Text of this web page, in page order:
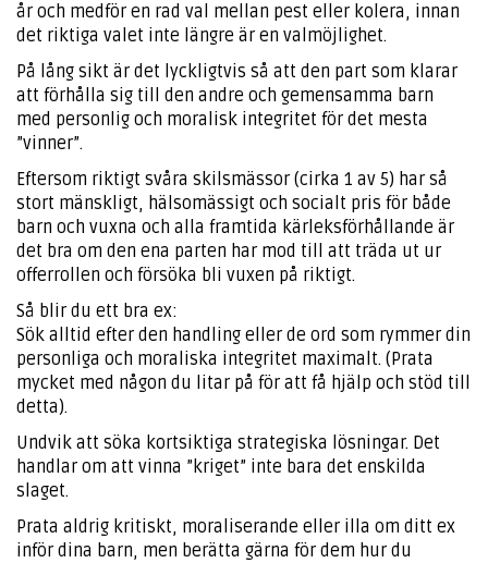
år och medför en rad val mellan pest eller kolera, innan
det riktiga valet inte längre är en valmöjlighet.
På lång sikt är det lyckligtvis så att den part som klarar
att förhålla sig till den andre och gemensamma barn
med personlig och moralisk integritet för det mesta
”vinner”.
Eftersom riktigt svåra skilsmässor (cirka 1 av 5) har så
stort mänskligt, hälsomässigt och socialt pris för både
barn och vuxna och alla framtida kärleksförhållande är
det bra om den ena parten har mod till att träda ut ur
offerrollen och försöka bli vuxen på riktigt.
Så blir du ett bra ex:
Sök alltid efter den handling eller de ord som rymmer din
personliga och moraliska integritet maximalt. (Prata
mycket med någon du litar på för att få hjälp och stöd till
detta).
Undvik att söka kortsiktiga strategiska lösningar. Det
handlar om att vinna ”kriget” inte bara det enskilda
slaget.
Prata aldrig kritiskt, moraliserande eller illa om ditt ex
inför dina barn, men berätta gärna för dem hur du